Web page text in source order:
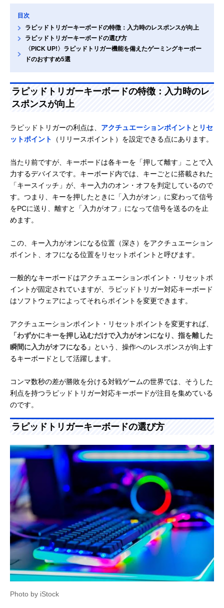
目次
ラピッドトリガーキーボードの特徴：入力時のレスポンスが向上
ラピッドトリガーキーボードの選び方
〈PICK UP!〉ラピッドトリガー機能を備えたゲーミングキーボー
ドのおすすめ5選
ラピッドトリガーキーボードの特徴：入力時のレ
スポンスが向上
ラピッドトリガーの利点は、 アクチュエーションポイント と リセ
ットポイント
（リリースポイント）を設定できる点にあります。
当たり前ですが、キーボードは各キーを「押して離す」ことで入
力するデバイスです。キーボード内では、キーごとに搭載された
「キースイッチ」が、キー入力のオン・オフを判定しているので
す。つまり、キーを押したときに「入力がオン」に変わって信号
をPCに送り、離すと「入力がオフ」になって信号を送るのを止
めます。
この、キー入力がオンになる位置（深さ）をアクチュエーション
ポイント、オフになる位置をリセットポイントと呼びます。
一般的なキーボードはアクチュエーションポイント・リセットポ
イントが固定されていますが、ラピッドトリガー対応キーボード
はソフトウェアによってそれらポイントを変更できます。
アクチュエーションポイント・リセットポイントを変更すれば、
「わずかにキーを押し込むだけで入力がオンになり、指を離した
瞬間に入力がオフになる」 という、操作へのレスポンスが向上す
るキーボードとして活躍します。
コンマ数秒の差が勝敗を分ける対戦ゲームの世界では、そうした
利点を持つラピッドトリガー対応キーボードが注目を集めている
のです。
ラピッドトリガーキーボードの選び方
Photo by iStock